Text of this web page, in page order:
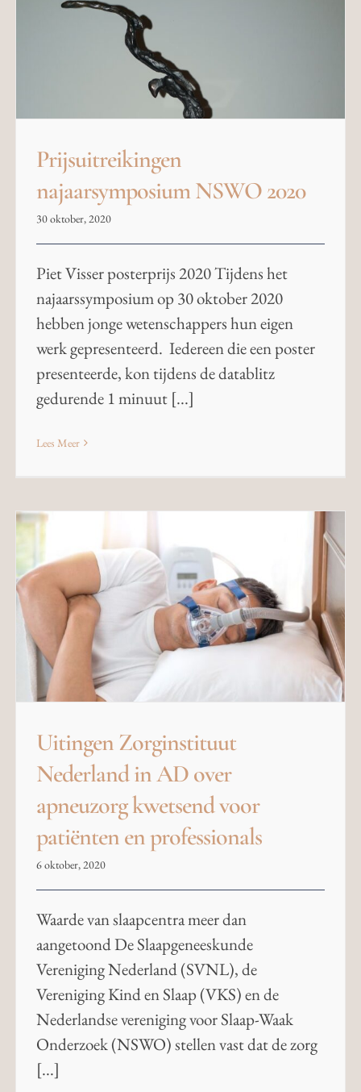
Prijsuitreikingen
najaarsymposium NSWO 2020
30 oktober, 2020
Piet Visser posterprijs 2020 Tijdens het
najaarssymposium op 30 oktober 2020
hebben jonge wetenschappers hun eigen
werk gepresenteerd. Iedereen die een poster
presenteerde, kon tijdens de datablitz
gedurende 1 minuut [...]
Lees Meer
Uitingen Zorginstituut
Nederland in AD over
apneuzorg kwetsend voor
patiënten en professionals
6 oktober, 2020
Waarde van slaapcentra meer dan
aangetoond De Slaapgeneeskunde
Vereniging Nederland (SVNL), de
Vereniging Kind en Slaap (VKS) en de
Nederlandse vereniging voor Slaap-Waak
Onderzoek (NSWO) stellen vast dat de zorg
[...]